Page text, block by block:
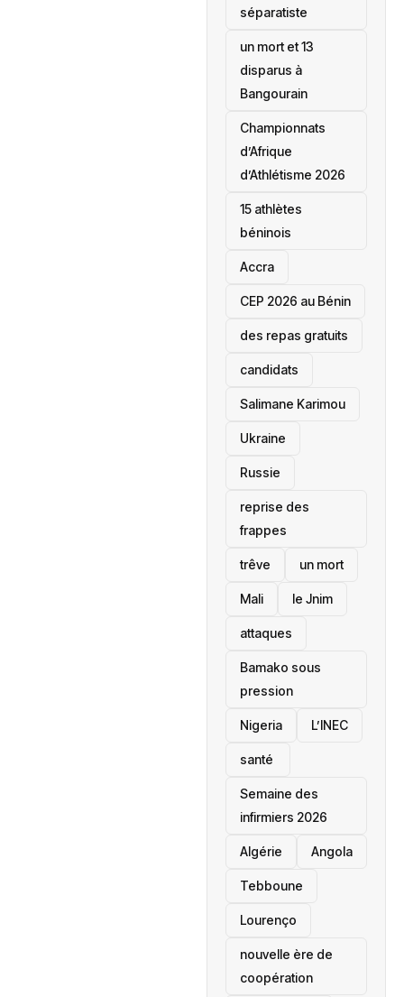
séparatiste
un mort et 13
disparus à
Bangourain
‎Championnats
d’Afrique
d’Athlétisme 2026
15 athlètes
béninois
Accra
‎CEP 2026 au Bénin
des repas gratuits
candidats
Salimane Karimou
Ukraine
Russie
reprise des
frappes
trêve un mort
Mali le Jnim
attaques
Bamako sous
pression
‎Nigeria L’INEC
santé ‎
Semaine des
infirmiers 2026
‎Algérie Angola
Tebboune
Lourenço
nouvelle ère de
coopération